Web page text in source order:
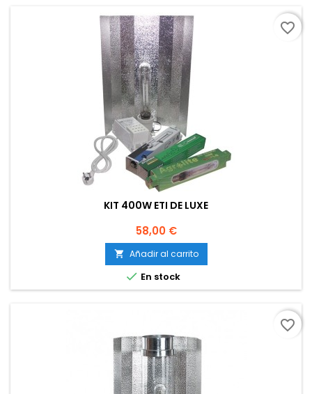
KIT 400W ETI DE LUXE
Precio
58,00 €
 Añadir al carrito
 En stock
favorite_border
favorite_border